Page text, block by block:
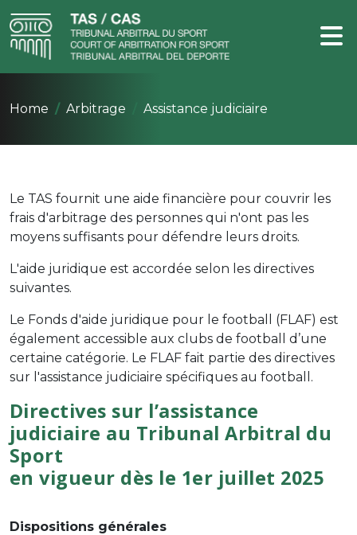
Home Arbitrage Assistance judiciaire
Le TAS fournit une aide financière pour couvrir les
frais d'arbitrage des personnes qui n'ont pas les
moyens suffisants pour défendre leurs droits.
L'aide juridique est accordée selon les directives
suivantes.
Le Fonds d'aide juridique pour le football (FLAF) est
également accessible aux clubs de football d’une
certaine catégorie. Le FLAF fait partie des directives
sur l'assistance judiciaire spécifiques au football.
Directives sur l’assistance
judiciaire au Tribunal Arbitral du
Sport
en vigueur dès le 1er juillet 2025
Dispositions générales